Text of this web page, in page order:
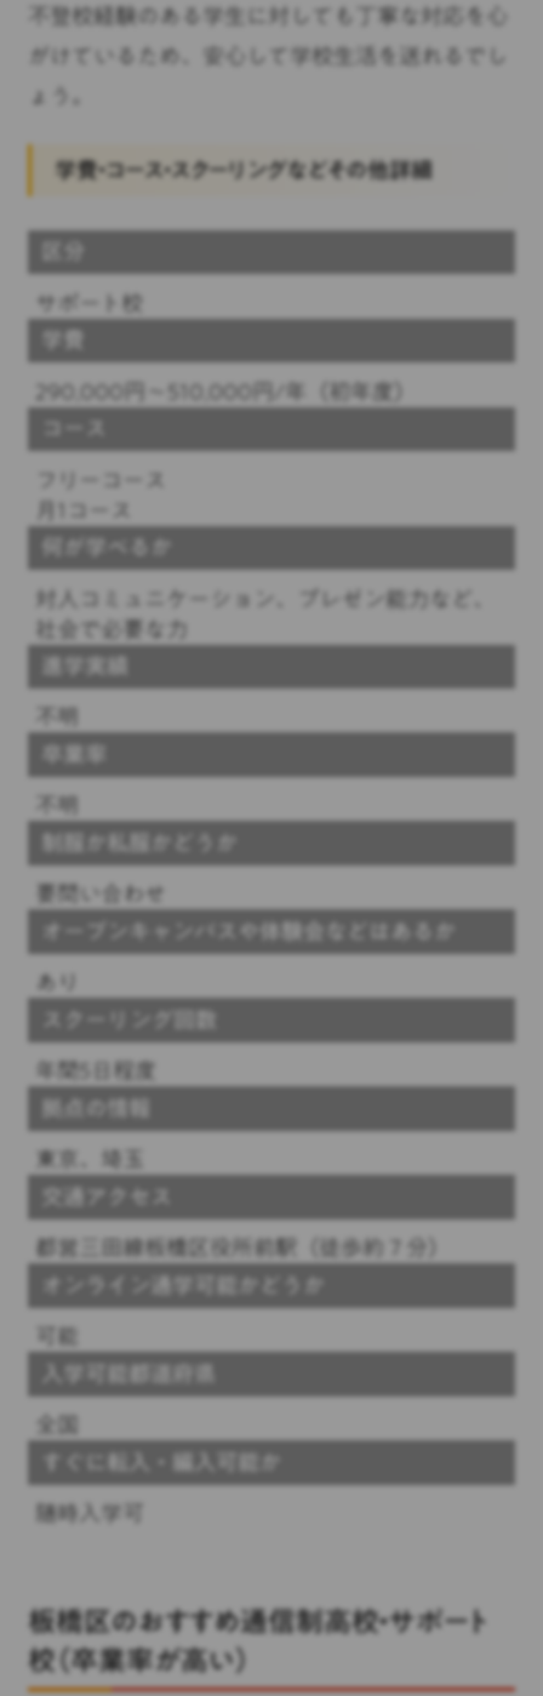
不登校経験のある学生に対しても丁寧な対応を心
がけているため、安心して学校生活を送れるでし
ょう。
学費・コース・スクーリングなどその他詳細
サポート校
290,000円〜510,000円/年（初年度）
何が学べるか
対人コミュニケーション、プレゼン能力など、
社会で必要な力
要問い合わせ
オープンキャンパスや体験会などはあるか
あり
年間5日程度
東京、埼玉
交通アクセス
都営三田線板橋区役所前駅（徒歩約７分）
オンライン通学可能かどうか
随時入学可
板橋区のおすすめ通信制高校・サポート
校（卒業率が高い）